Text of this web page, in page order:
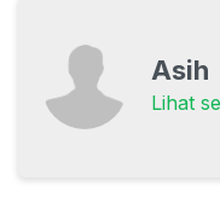
Asih
Lihat